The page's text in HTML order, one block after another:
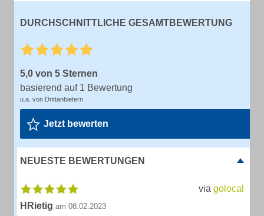
DURCHSCHNITTLICHE GESAMTBEWERTUNG
5,0 von 5 Sternen
basierend auf 1 Bewertung
u.a. von Drittanbietern
Jetzt bewerten
NEUESTE BEWERTUNGEN
via golocal
HRietig am 08.02.2023